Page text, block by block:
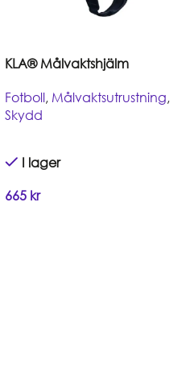
KLA® Målvaktshjälm
Fotboll, Målvaktsutrustning,
Skydd
I lager
665 kr